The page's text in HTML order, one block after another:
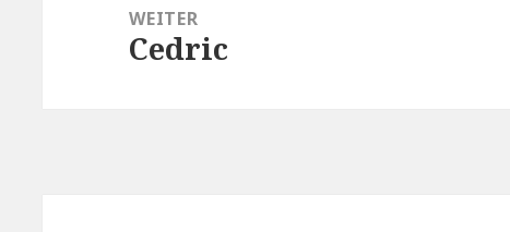
WEITER
Nächster
Cedric